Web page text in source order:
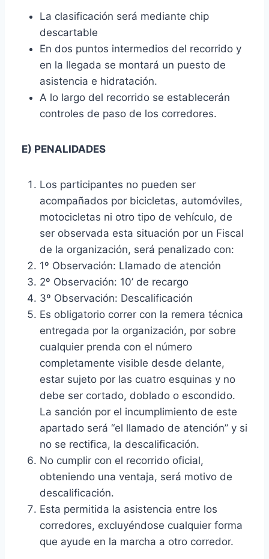
La clasificación será mediante chip
descartable
En dos puntos intermedios del recorrido y
en la llegada se montará un puesto de
asistencia e hidratación.
A lo largo del recorrido se establecerán
controles de paso de los corredores.
E) PENALIDADES
Los participantes no pueden ser
acompañados por bicicletas, automóviles,
motocicletas ni otro tipo de vehículo, de
ser observada esta situación por un Fiscal
de la organización, será penalizado con:
1º Observación: Llamado de atención
2º Observación: 10’ de recargo
3º Observación: Descalificación
Es obligatorio correr con la remera técnica
entregada por la organización, por sobre
cualquier prenda con el número
completamente visible desde delante,
estar sujeto por las cuatro esquinas y no
debe ser cortado, doblado o escondido.
La sanción por el incumplimiento de este
apartado será “el llamado de atención” y si
no se rectifica, la descalificación.
No cumplir con el recorrido oficial,
obteniendo una ventaja, será motivo de
descalificación.
Esta permitida la asistencia entre los
corredores, excluyéndose cualquier forma
que ayude en la marcha a otro corredor.